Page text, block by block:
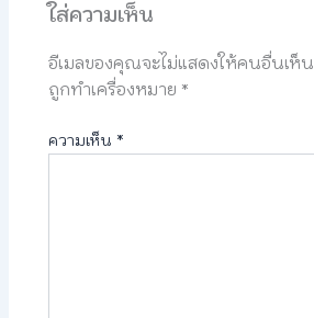
ใส่ความเห็น
อีเมลของคุณจะไม่แสดงให้คนอื่นเห็น
ถูกทำเครื่องหมาย *
ความเห็น *